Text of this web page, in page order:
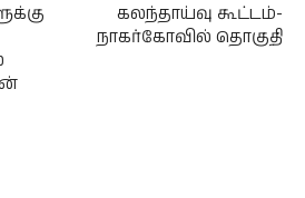
கலந்தாய்வு கூட்டம்-
நாகர்கோவில் தொகுதி